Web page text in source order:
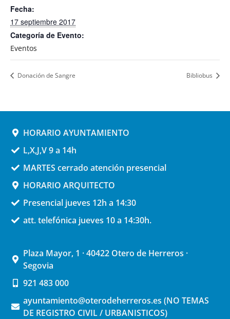
Fecha:
17 septiembre 2017
Categoría de Evento:
Eventos
Donación de Sangre Bibliobus
HORARIO AYUNTAMIENTO
L,X,J,V 9 a 14h
MARTES cerrado atención presencial
HORARIO ARQUITECTO
Presencial jueves 12h a 14:30
att. telefónica jueves 10 a 14:30h.
Plaza Mayor, 1 · 40422 Otero de Herreros ·
Segovia
921 483 000
ayuntamiento@oterodeherreros.es (NO TEMAS
DE REGISTRO CIVIL / URBANISTICOS)